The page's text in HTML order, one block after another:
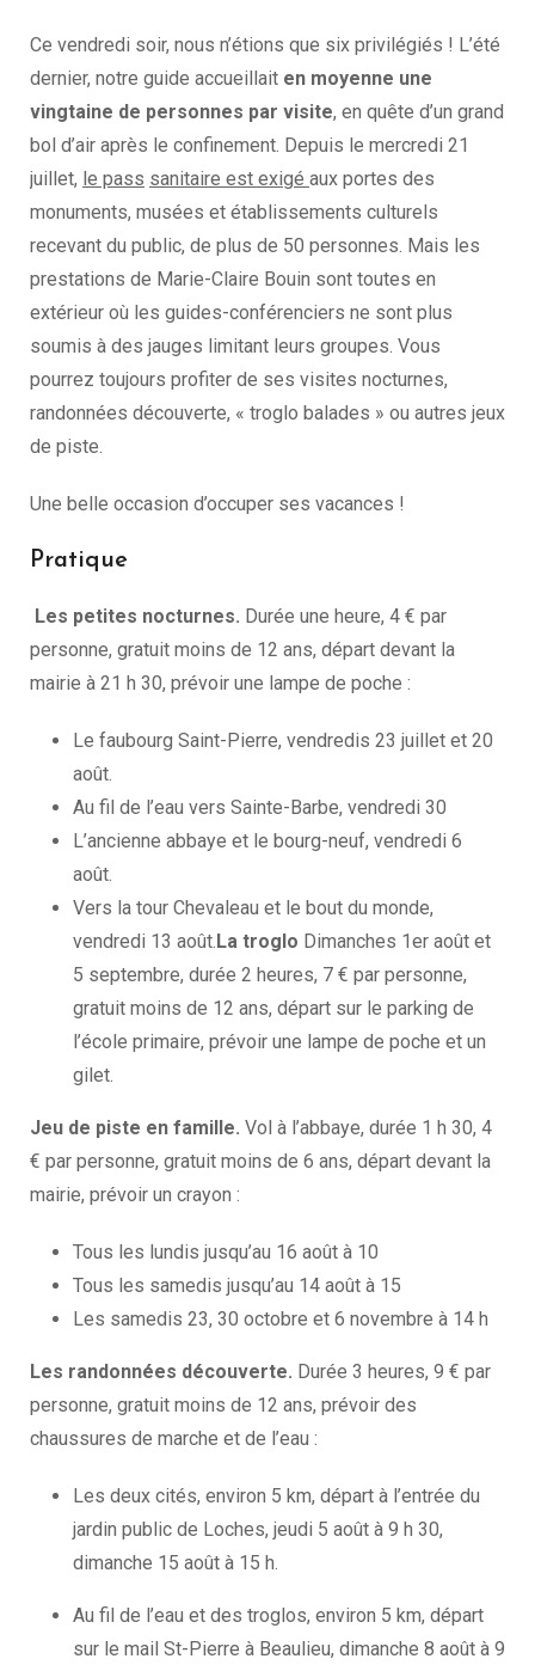
Ce vendredi soir, nous n’étions que six privilégiés ! L’été
dernier, notre guide accueillait en moyenne une
vingtaine de personnes par visite, en quête d’un grand
bol d’air après le confinement. Depuis le mercredi 21
juillet, le pass sanitaire est exigé aux portes des
monuments, musées et établissements culturels
recevant du public, de plus de 50 personnes. Mais les
prestations de Marie-Claire Bouin sont toutes en
extérieur où les guides-conférenciers ne sont plus
soumis à des jauges limitant leurs groupes. Vous
pourrez toujours profiter de ses visites nocturnes,
randonnées découverte, « troglo balades » ou autres jeux
de piste.
Une belle occasion d’occuper ses vacances !
Pratique
Les petites nocturnes. Durée une heure, 4 € par
personne, gratuit moins de 12 ans, départ devant la
mairie à 21 h 30, prévoir une lampe de poche :
Le faubourg Saint-Pierre, vendredis 23 juillet et 20
août.
Au fil de l’eau vers Sainte-Barbe, vendredi 30
L’ancienne abbaye et le bourg-neuf, vendredi 6
août.
Vers la tour Chevaleau et le bout du monde,
vendredi 13 août. La troglo Dimanches 1er août et
5 septembre, durée 2 heures, 7 € par personne,
gratuit moins de 12 ans, départ sur le parking de
l’école primaire, prévoir une lampe de poche et un
gilet.
Jeu de piste en famille. Vol à l’abbaye, durée 1 h 30, 4
€ par personne, gratuit moins de 6 ans, départ devant la
mairie, prévoir un crayon :
Tous les lundis jusqu’au 16 août à 10
Tous les samedis jusqu’au 14 août à 15
Les samedis 23, 30 octobre et 6 novembre à 14 h
Les randonnées découverte. Durée 3 heures, 9 € par
personne, gratuit moins de 12 ans, prévoir des
chaussures de marche et de l’eau :
Les deux cités, environ 5 km, départ à l’entrée du
jardin public de Loches, jeudi 5 août à 9 h 30,
dimanche 15 août à 15 h.
Au fil de l’eau et des troglos, environ 5 km, départ
sur le mail St-Pierre à Beaulieu, dimanche 8 août à 9